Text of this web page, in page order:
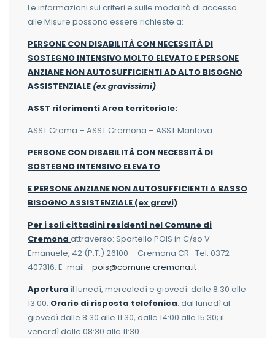
Le informazioni sui criteri e sulle modalità di accesso
alle Misure possono essere richieste a:
PERSONE CON DISABILITÀ CON NECESSITÀ DI
SOSTEGNO INTENSIVO MOLTO ELEVATO E PERSONE
ANZIANE NON AUTOSUFFICIENTI AD ALTO BISOGNO
ASSISTENZIALE (ex gravissimi)
ASST riferimenti Area territoriale:
ASST Crema – ASST Cremona – ASST Mantova
PERSONE CON DISABILITÀ CON NECESSITÀ DI
SOSTEGNO INTENSIVO ELEVATO
E PERSONE ANZIANE NON AUTOSUFFICIENTI A BASSO
BISOGNO ASSISTENZIALE (ex gravi)
Per i soli cittadini residenti nel Comune di
Cremona attraverso: Sportello POIS in C/so V.
Emanuele, 42 (P.T.) 26100 – Cremona CR -Tel. 0372
407316. E-mail: -pois@comune.cremona.it .
Apertura il lunedì, mercoledì e giovedì: dalle 8:30 alle
13:00. Orario di risposta telefonica: dal lunedì al
giovedì dalle 8:30 alle 11:30, dalle 14:00 alle 15:30; il
venerdì dalle 08:30 alle 11:30.